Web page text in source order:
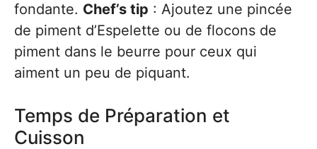
fondante. Chef’s tip : Ajoutez une pincée
de piment d’Espelette ou de flocons de
piment dans le beurre pour ceux qui
aiment un peu de piquant.
Temps de Préparation et
Cuisson